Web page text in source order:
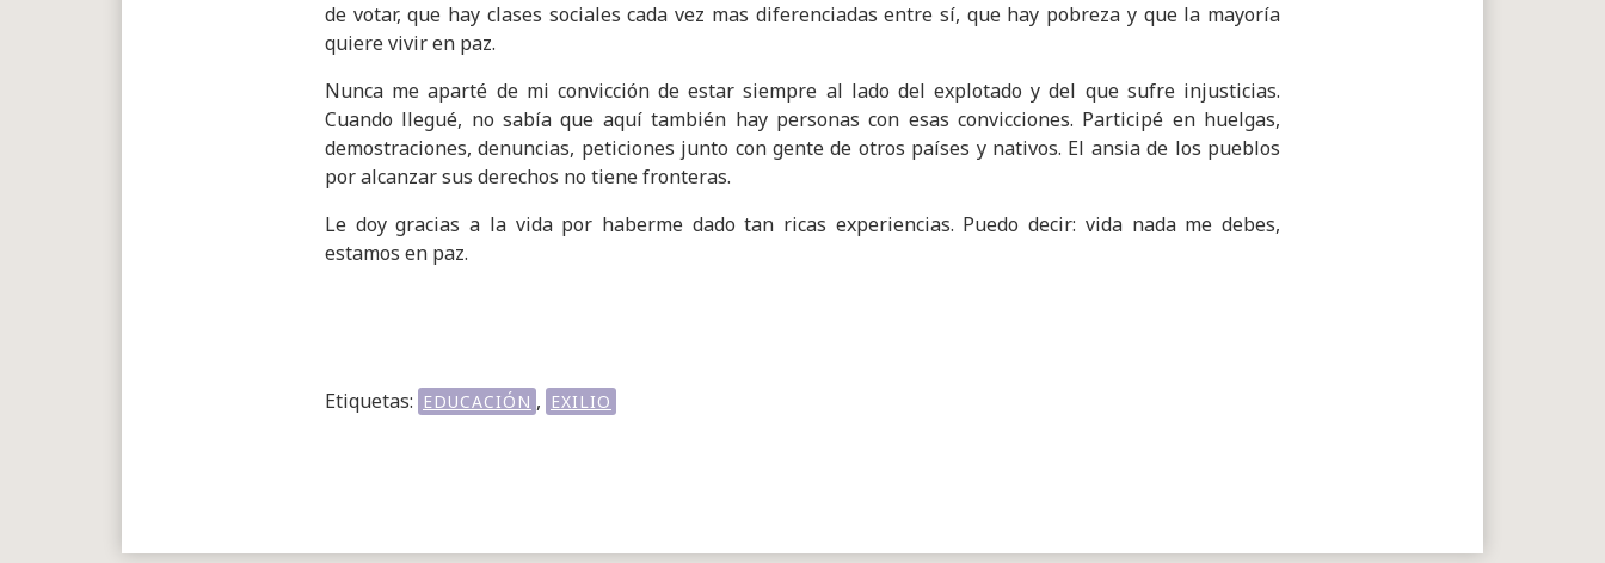
de votar, que hay clases sociales cada vez mas diferenciadas entre sí, que hay pobreza y que la mayoría
quiere vivir en paz.
Nunca me aparté de mi convicción de estar siempre al lado del explotado y del que sufre injusticias.
Cuando llegué, no sabía que aquí también hay personas con esas convicciones. Participé en huelgas,
demostraciones, denuncias, peticiones junto con gente de otros países y nativos. El ansia de los pueblos
por alcanzar sus derechos no tiene fronteras.
Le doy gracias a la vida por haberme dado tan ricas experiencias. Puedo decir: vida nada me debes,
estamos en paz.
Etiquetas: EDUCACIÓN , EXILIO